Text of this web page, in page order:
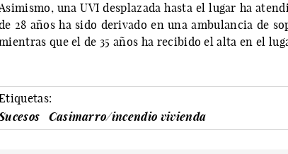
una UVI desplazada hasta el lugar ha
28 años ha sido derivado en una ambulancia de
que el de 35 años ha recibido el alta en el
Casimarro/incendio vivienda